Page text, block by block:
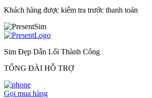
Khách hàng được kiểm tra trước thanh toán
Sim Đẹp Dẫn Lối Thành Công
TỔNG ĐÀI HỖ TRỢ
Gọi mua hàng